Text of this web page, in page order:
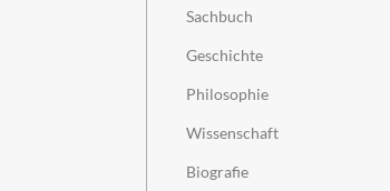
Sachbuch
Geschichte
Philosophie
Wissenschaft
Biografie